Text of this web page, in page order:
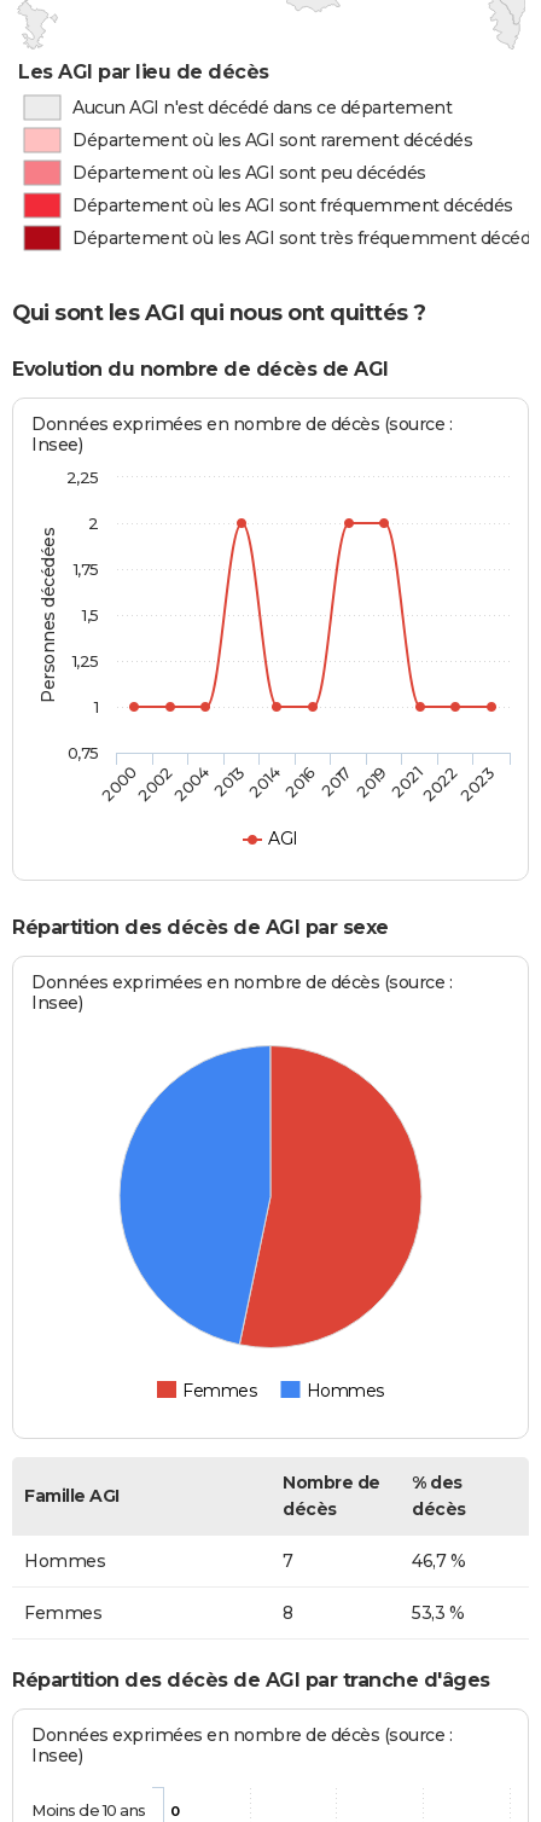
Les AGI par lieu de décès
Aucun AGI n'est décédé dans ce département
Département où les AGI sont rarement décédés
Département où les AGI sont peu décédés
Département où les AGI sont fréquemment décédés
Département où les AGI sont très fréquemment
Qui sont les AGI qui nous ont quittés ?
Evolution du nombre de décès de AGI
Personnes décédées
Données exprimées en nombre de décès (source :
Insee)
AGI
20002002200420132014201620172019202120222023
0,75
1
1,25
1,5
1,75
2
2,25
Répartition des décès de AGI par sexe
Données exprimées en nombre de décès (source :
Insee)
Femmes Hommes
Famille AGI
Nombre de
décès
% des
décès
Hommes 7 46,7 %
Femmes 8 53,3 %
Répartition des décès de AGI par tranche d'âges
Données exprimées en nombre de décès (source :
Insee)
0
Moins de 10 ans